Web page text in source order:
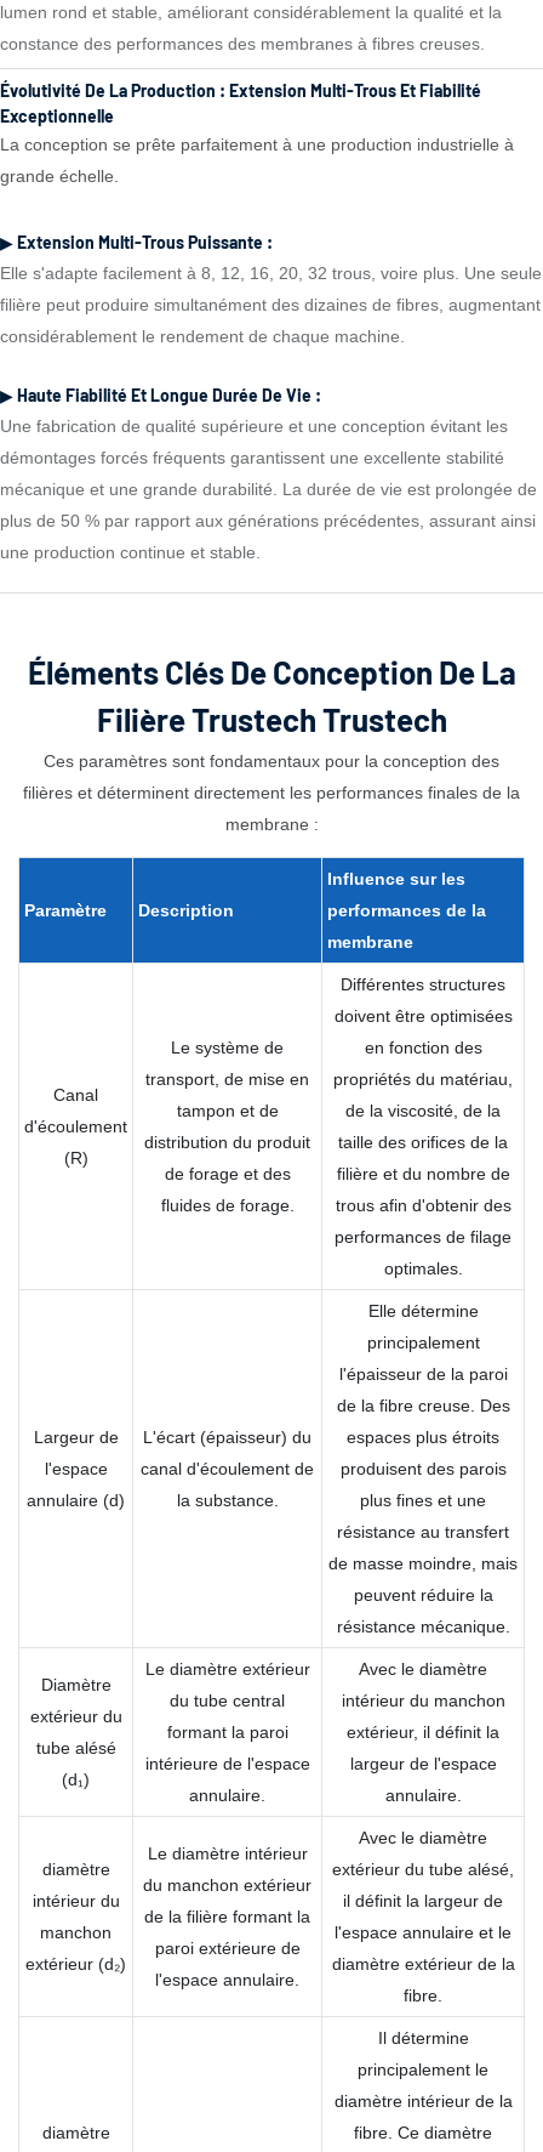
lumen rond et stable, améliorant considérablement la qualité et la
constance des performances des membranes à fibres creuses.
Évolutivité De La Production : Extension Multi-Trous Et Fiabilité
Exceptionnelle
La conception se prête parfaitement à une production industrielle à
grande échelle.
▶ Extension Multi-Trous Puissante :
Elle s'adapte facilement à 8, 12, 16, 20, 32 trous, voire plus. Une seule
filière peut produire simultanément des dizaines de fibres, augmentant
considérablement le rendement de chaque machine.
▶ Haute Fiabilité Et Longue Durée De Vie :
Une fabrication de qualité supérieure et une conception évitant les
démontages forcés fréquents garantissent une excellente stabilité
mécanique et une grande durabilité. La durée de vie est prolongée de
plus de 50 % par rapport aux générations précédentes, assurant ainsi
une production continue et stable.
Éléments Clés De Conception De La
Filière Trustech Trustech
Ces paramètres sont fondamentaux pour la conception des
filières et déterminent directement les performances finales de la
membrane :
Paramètre Description
Influence sur les
performances de la
membrane
Canal
d'écoulement
(R)
Le système de
transport, de mise en
tampon et de
distribution du produit
de forage et des
fluides de forage.
Différentes structures
doivent être optimisées
en fonction des
propriétés du matériau,
de la viscosité, de la
taille des orifices de la
filière et du nombre de
trous afin d'obtenir des
performances de filage
optimales.
Largeur de
l'espace
annulaire (d)
L'écart (épaisseur) du
canal d'écoulement de
la substance.
Elle détermine
principalement
l'épaisseur de la paroi
de la fibre creuse. Des
espaces plus étroits
produisent des parois
plus fines et une
résistance au transfert
de masse moindre, mais
peuvent réduire la
résistance mécanique.
Diamètre
extérieur du
tube alésé
(d₁)
Le diamètre extérieur
du tube central
formant la paroi
intérieure de l'espace
annulaire.
Avec le diamètre
intérieur du manchon
extérieur, il définit la
largeur de l'espace
annulaire.
diamètre
intérieur du
manchon
extérieur (d₂)
Le diamètre intérieur
du manchon extérieur
de la filière formant la
paroi extérieure de
l'espace annulaire.
Avec le diamètre
extérieur du tube alésé,
il définit la largeur de
l'espace annulaire et le
diamètre extérieur de la
fibre.
diamètre
Il détermine
principalement le
diamètre intérieur de la
fibre. Ce diamètre